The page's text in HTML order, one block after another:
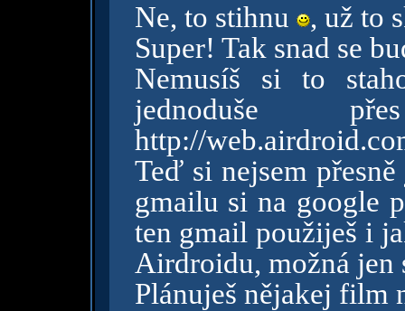
Ne, to stihnu
, už to
Super! Tak snad se
Nemusíš si to
jednoduše
http://
Teď si nejsem
gmailu si na google
ten gmail použiješ i
Airdroidu, možná jen
Plánuješ nějakej film